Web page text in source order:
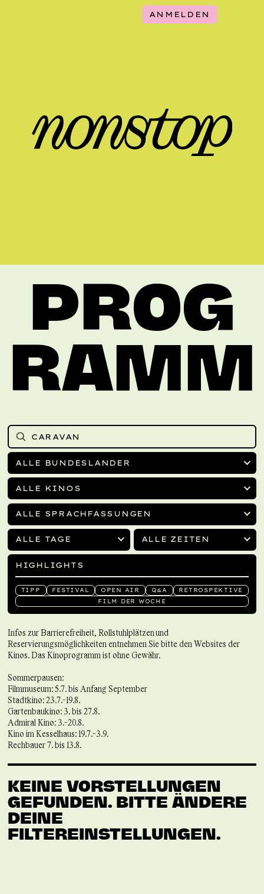
ANMELDEN
PROG
RAMM
ALLE BUNDESLÄNDER
ALLE KINOS
ALLE SPRACHFASSUNGEN
ALLE TAGE ALLE ZEITEN
HIGHLIGHTS
TIPP FESTIVAL OPEN AIR Q&A
RETROSPEKTIVE
FILM DER WOCHE
Infos zur Barrierefreiheit, Rollstuhlplätzen und
Reservierungsmöglichkeiten entnehmen Sie bitte den Websites der
Kinos. Das Kinoprogramm ist ohne Gewähr.
Sommerpausen:
Filmmuseum: 5.7. bis Anfang September
Stadtkino: 23.7.-19.8.
Gartenbaukino: 3. bis 27.8.
Admiral Kino: 3.-20.8.
Kino im Kesselhaus: 19.7.-3.9.
Rechbauer 7. bis 13.8.
KEINE VORSTELLUNGEN
GEFUNDEN. BITTE ÄNDERE
DEINE
FILTEREINSTELLUNGEN.